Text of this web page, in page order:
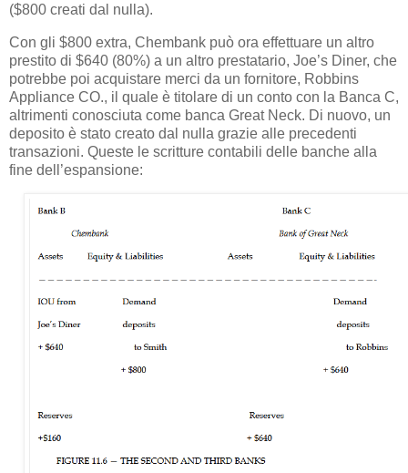
($800 creati dal nulla).
Con gli $800 extra, Chembank può ora effettuare un altro
prestito di $640 (80%) a un altro prestatario, Joe’s Diner, che
potrebbe poi acquistare merci da un fornitore, Robbins
Appliance CO., il quale è titolare di un conto con la Banca C,
altrimenti conosciuta come banca Great Neck. Di nuovo, un
deposito è stato creato dal nulla grazie alle precedenti
transazioni. Queste le scritture contabili delle banche alla
fine dell’espansione: